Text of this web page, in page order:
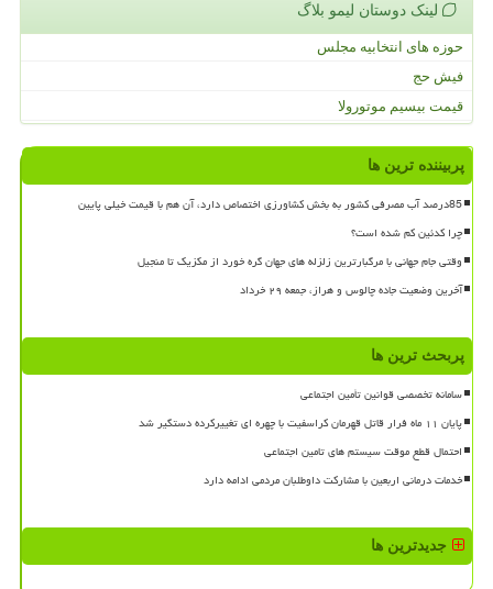
لینک دوستان لیمو بلاگ
حوزه های انتخابیه مجلس
فیش حج
قیمت بیسیم موتورولا
پربیننده ترین ها
85درصد آب مصرفی کشور به بخش کشاورزی اختصاص دارد، آن هم با قیمت خیلی پایین
چرا کدئین کم شده است؟
وقتی جام جهانی با مرگبارترین زلزله های جهان گره خورد از مکزیک تا منجیل
آخرین وضعیت جاده چالوس و هراز، جمعه ۲۹ خرداد
پربحث ترین ها
سامانه تخصصی قوانین تأمین اجتماعی
پایان ۱۱ ماه فرار قاتل قهرمان کراسفیت با چهره ای تغییرکرده دستگیر شد
احتمال قطع موقت سیستم های تامین اجتماعی
خدمات درمانی اربعین با مشارکت داوطلبان مردمی ادامه دارد
جدیدترین ها